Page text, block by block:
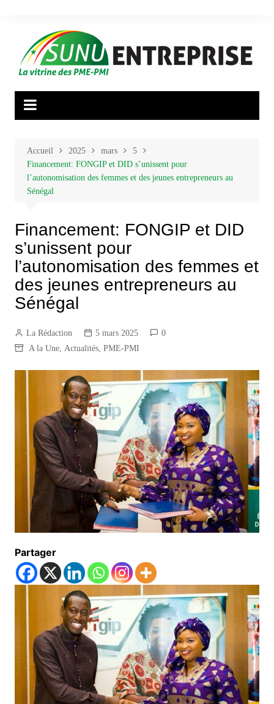
Accueil 2025 mars
5
Financement: FONGIP et DID s’unissent pour
l’autonomisation des femmes et des jeunes entrepreneurs au
Sénégal
Financement: FONGIP et DID
s’unissent pour
l’autonomisation des femmes et
des jeunes entrepreneurs au
Sénégal
La Rédaction 5 mars 2025
0
A la Une, Actualités, PME-PMI
Partager